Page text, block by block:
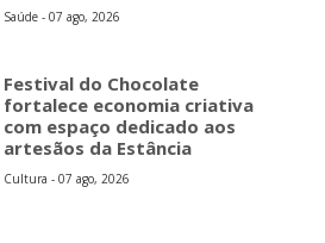
Saúde - 07 ago, 2026
Festival do Chocolate
fortalece economia criativa
com espaço dedicado aos
artesãos da Estância
Cultura - 07 ago, 2026